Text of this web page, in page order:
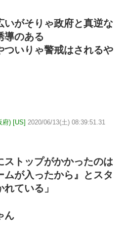
いがそりゃ政府と真逆な
導のある
ついりゃ警戒はされるや
府) [US] 2020/06/13(土) 08:39:51.31
ストップがかかったのは
ムが入ったから』とスタ
ている」
ん